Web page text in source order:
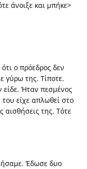
άνοιξε και μπήκε>
ο πρόεδρος δεν
γύρω της. Τίποτε.
είδε. Ήταν πεσμένος
είχε απλωθεί στο
αισθήσεις της. Τότε
Έδωσε δυο